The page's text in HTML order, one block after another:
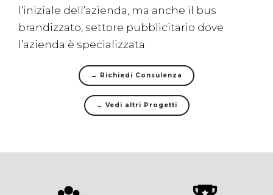
l’iniziale dell’azienda, ma anche il bus
brandizzato, settore pubblicitario dove
l’azienda è specializzata.
→ Richiedi Consulenza
→ Vedi altri Progetti